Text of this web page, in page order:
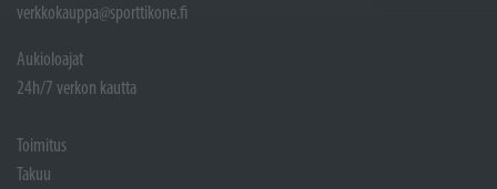
verkkokauppa@sporttikone.fi
Aukioloajat
24h/7 verkon kautta
Toimitus
Takuu